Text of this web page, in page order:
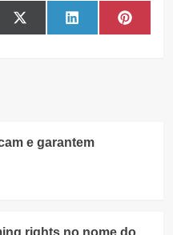
Share
on
X
(Twitter)
Share
on
LinkedIn Share
on
e garantem
rights no nome do